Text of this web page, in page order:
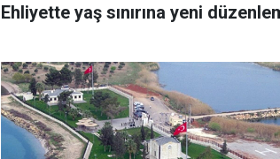
Ehliyette yaş sınırına yeni